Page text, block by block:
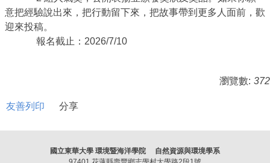
意把經驗說出來， 把行動留下來，把故事帶到更多人面前，歡
迎來投稿。
報名截止：2026/7/10
瀏覽數: 372
友善列印 分享
國立東華大學 環境暨海洋學院 自然資源與環境學系